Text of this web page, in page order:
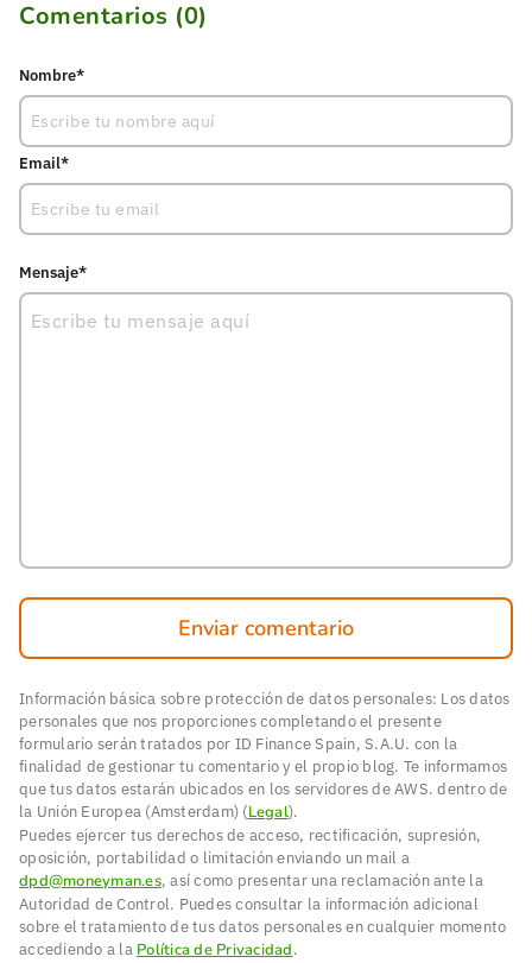
Comentarios (0)
Nombre*
Email*
Mensaje*
Enviar comentario
Información básica sobre protección de datos personales: Los datos
personales que nos proporciones completando el presente
formulario serán tratados por ID Finance Spain, S.A.U. con la
finalidad de gestionar tu comentario y el propio blog. Te informamos
que tus datos estarán ubicados en los servidores de AWS. dentro de
la Unión Europea (Amsterdam) (Legal).
Puedes ejercer tus derechos de acceso, rectificación, supresión,
oposición, portabilidad o limitación enviando un mail a
dpd@moneyman.es, así como presentar una reclamación ante la
Autoridad de Control. Puedes consultar la información adicional
sobre el tratamiento de tus datos personales en cualquier momento
accediendo a la Política de Privacidad.